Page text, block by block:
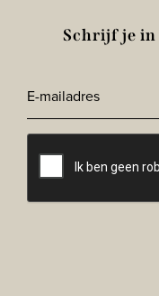
Schrijf je
E-
mailadres*